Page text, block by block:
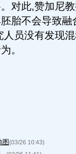
对此,赞加尼
胎不会导致融
员没有发现
。
图(03/26 10:43)